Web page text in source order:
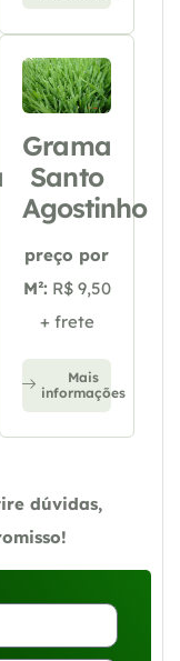
Grama
Santo
Agostinho
preço por
M²: R$ 9,50
+ frete
Mais
informações
dúvidas,